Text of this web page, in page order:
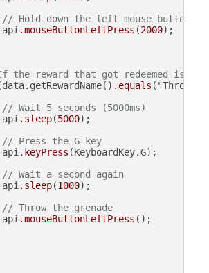
// Hold down the left mouse button
api
.mouseButtonLeftPress (2000);
reward that got redeemed is
.equals ("Throw
// Wait 5 seconds (5000ms)
api
.sleep(5000);
// Press the G key
api
.keyPress (KeyboardKey.G);
// Wait a second again
api
.sleep(1000);
// Throw the grenade
api
.mouseButtonLeftPress ();